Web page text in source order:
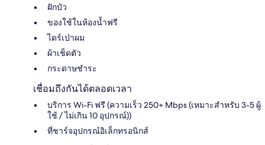
ฝักบัว
ของใช้ในห้องน้ำฟรี
ไดร์เป่าผม
ผ้าเช็ดตัว
กระดาษชำระ
เชื่อมถึงกันได้ตลอดเวลา
บริการ Wi-Fi ฟรี (ความเร็ว 250+ Mbps (เหมาะสำหรับ 3-5 ผู้
ใช้ / ไม่เกิน 10 อุปกรณ์))
ที่ชาร์จอุปกรณ์อิเล็กทรอนิกส์